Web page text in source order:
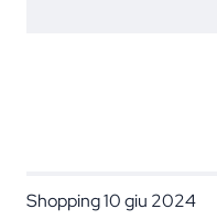
Shopping10 giu 2024